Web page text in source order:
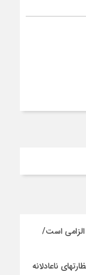
است/
توزیع کالاهای اساسی ۳ برابر تقاضاست/ نظارت‎های ناعادلانه